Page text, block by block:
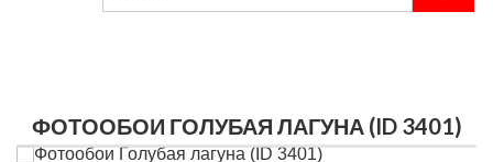
ФОТООБОИ ГОЛУБАЯ ЛАГУНА (ID 3401)